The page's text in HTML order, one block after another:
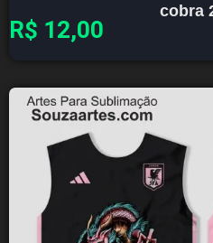
cobra
R$ 12,00